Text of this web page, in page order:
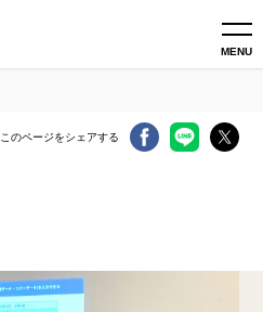
MENU
このページをシェアする